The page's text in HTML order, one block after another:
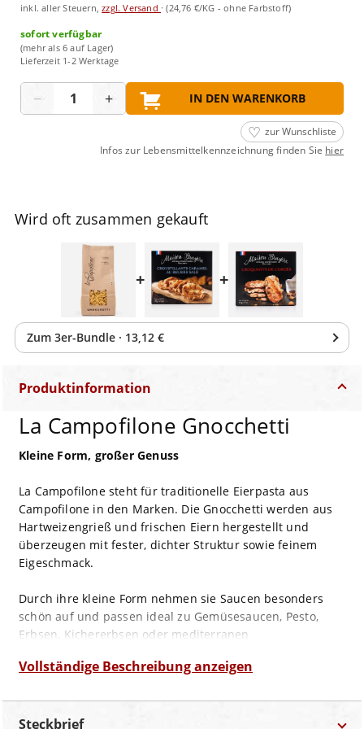
inkl. aller Steuern,zzgl. Versand ·(24,76 €/KG - ohne Farbstoff)
sofort verfügbar
(mehr als 6 auf Lager)
Lieferzeit 1-2 Werktage
− + IN DEN WARENKORB
zur Wunschliste
Infos zur Lebensmittelkennzeichnung finden Sie hier
Wird oft zusammen gekauft
+ +
Zum 3er-Bundle · 13,12 €
Produktinformation
La Campofilone Gnocchetti
Kleine Form, großer Genuss
La Campofilone steht für traditionelle Eierpasta aus
Campofilone in den Marken. Die Gnocchetti werden aus
Hartweizengrieß und frischen Eiern hergestellt und
überzeugen mit fester, dichter Struktur sowie feinem
Eigeschmack.
Durch ihre kleine Form nehmen sie Saucen besonders
schön auf und passen ideal zu Gemüsesaucen, Pesto,
Erbsen, Kichererbsen oder mediterranen
angenehmem Biss sucht, findet hier eine vielseitige
Gerichte.
Verkostungstipp:
Vollständige Beschreibung anzeigen
Steckbrief